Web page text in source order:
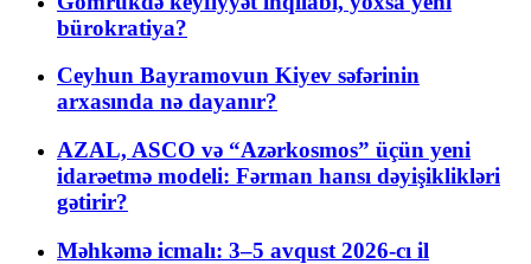
bürokratiya?
Ceyhun Bayramovun Kiyev səfərinin
arxasında nə dayanır?
AZAL, ASCO və “Azərkosmos” üçün yeni
idarəetmə modeli: Fərman hansı dəyişiklikləri
gətirir?
Məhkəmə icmalı: 3–5 avqust 2026-cı il